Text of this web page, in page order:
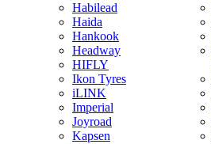
Habilead
Haida
Hankook
Headway
HIFLY
Ikon Tyres
iLINK
Imperial
Joyroad
Kapsen